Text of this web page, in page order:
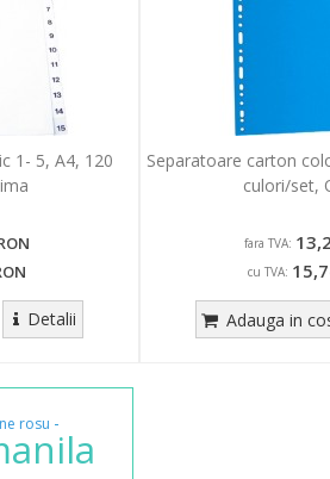
1- 5, A4, 120
Detalii
Separatoare carton
culori/set,
fara TVA:
cu TVA:
Adauga in
rosu -